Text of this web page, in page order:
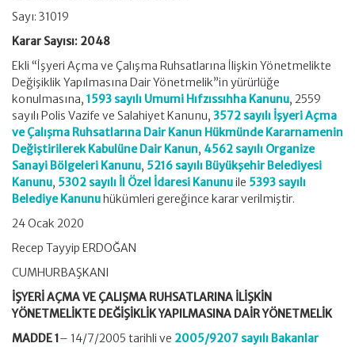
Sayı: 31019
Karar Sayısı: 2048
Ekli “İşyeri Açma ve Çalışma Ruhsatlarına İlişkin Yönetmelikte
Değişiklik Yapılmasına Dair Yönetmelik”in yürürlüğe
konulmasına, 1593 sayılı Umumi Hıfzıssıhha Kanunu, 2559
sayılı Polis Vazife ve Salahiyet Kanunu, 3572 sayılı İşyeri Açma
ve Çalışma Ruhsatlarına Dair Kanun Hükmünde Kararnamenin
Değiştirilerek Kabulüne Dair Kanun, 4562 sayılı Organize
Sanayi Bölgeleri Kanunu, 5216 sayılı Büyükşehir Belediyesi
Kanunu, 5302 sayılı İl Özel İdaresi Kanunuile 5393 sayılı
Belediye Kanunuhükümleri gereğince karar verilmiştir.
24 Ocak 2020
Recep Tayyip ERDOĞAN
CUMHURBAŞKANI
İŞYERİ AÇMA VE ÇALIŞMA RUHSATLARINA İLİŞKİN
YÖNETMELİKTE DEĞİŞİKLİK YAPILMASINA DAİR YÖNETMELİK
MADDE 1– 14/7/2005 tarihli ve 2005/9207 sayılı Bakanlar